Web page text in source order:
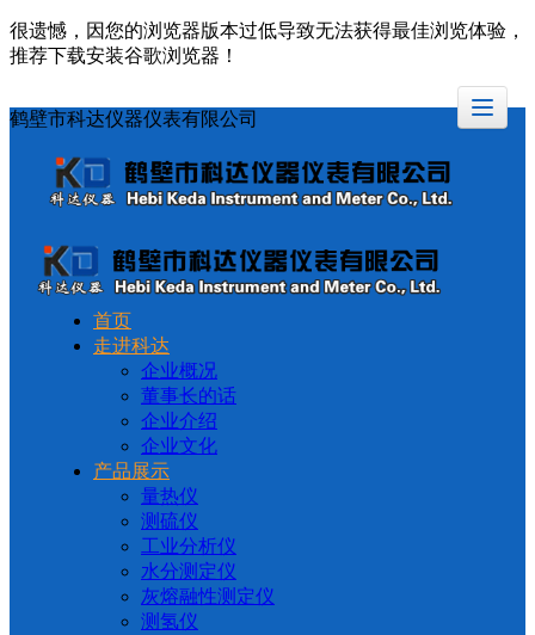
很遗憾，因您的浏览器版本过低导致无法获得最佳浏览体验，
推荐下载安装谷歌浏览器！
鹤壁市科达仪器仪表有限公司
首页
走进科达
企业概况
董事长的话
企业介绍
企业文化
产品展示
量热仪
测硫仪
工业分析仪
水分测定仪
灰熔融性测定仪
测氢仪